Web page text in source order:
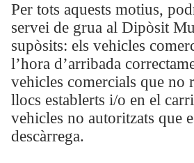
Per tots aquests motius,
servei de grua al Dipòsit
supòsits: els vehicles
l’hora d’arribada
vehicles comercials que no
llocs establerts i/o en el
vehicles no autoritzats que
descàrrega.